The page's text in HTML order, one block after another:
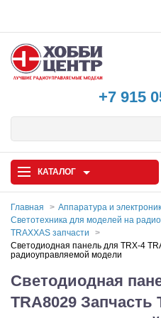
+7 915
КАТАЛОГ
Автомодели
Главная
Аппаратура и
Светотехника для моделей на
TRAXXAS запчасти
Светодиодная панель для TRX-4
радиоуправляемой модели
Светодиодная
TRA8029 Запчасть